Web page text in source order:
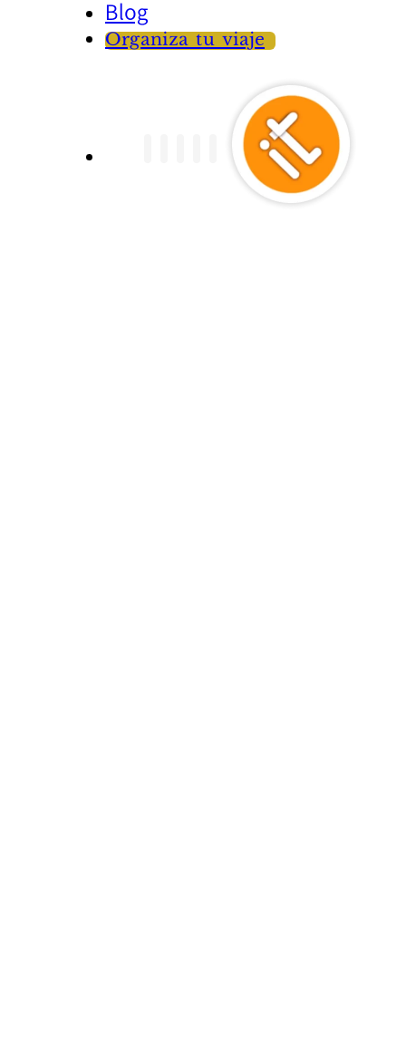
Blog
Organiza tu viaje